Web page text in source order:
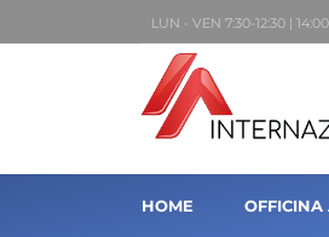
LUN - VEN 7:30-12:30 |
HOME OFFICINA